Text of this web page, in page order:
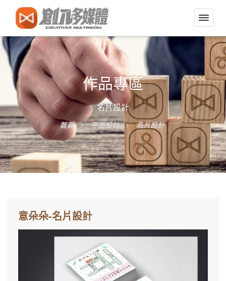
切
換
導
選
單
作品專區
名片設計
首頁 平面設計 名片設計
意朵朵-名片設計